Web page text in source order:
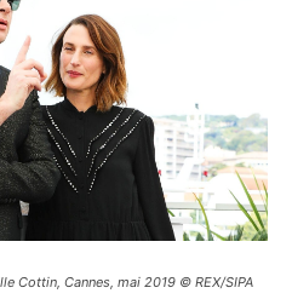
Cottin, Cannes, mai 2019 © REX/SIPA